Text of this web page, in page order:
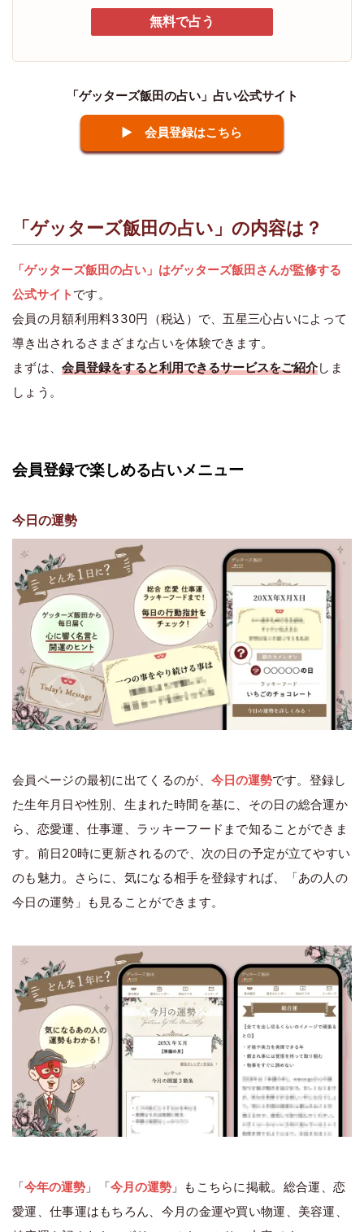
無料で占う
「ゲッターズ飯田の占い」占い公式サイト
▶ 会員登録はこちら
「ゲッターズ飯田の占い」の内容は？
「ゲッターズ飯田の占い」はゲッターズ飯田さんが監修する
公式サイト です。
会員の月額利用料330円（税込）で、五星三心占いによって
導き出されるさまざまな占いを体験できます。
まずは、会員登録をすると利用できるサービスをご紹介しま
しょう。
会員登録で楽しめる占いメニュー
今日の運勢
会員ページの最初に出てくるのが、 今日の運勢です。登録し
た生年月日や性別、生まれた時間を基に、その日の総合運か
ら、恋愛運、仕事運、ラッキーフードまで知ることができま
す。前日20時に更新されるので、次の日の予定が立てやすい
のも魅力。さらに、気になる相手を登録すれば、「あの人の
今日の運勢」も見ることができます。
「今年の運勢 」「今月の運勢」もこちらに掲載。総合運、恋
愛運、仕事運はもちろん、今月の金運や買い物運、美容運、